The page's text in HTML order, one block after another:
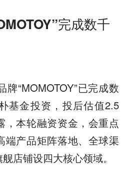
完成数千
“MOMOTOY”已完成数
基金投资，投后估值2.5
，本轮融资资金，会重点
端产品矩阵落地、全球渠
店铺设四大核心领域。